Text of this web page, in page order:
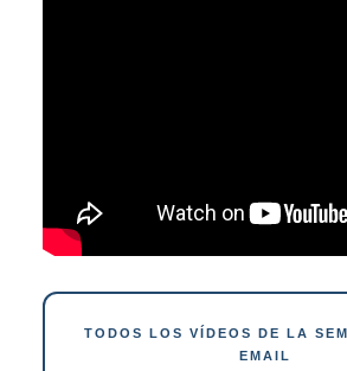
TODOS LOS VÍDEOS DE LA
EMAIL